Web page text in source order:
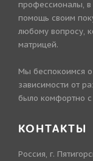
профессионалы,
помощь своим
любому вопросу,
матрицей.
Мы беспокоимся
зависимости от
было комфортно с
КОНТАКТЫ
Россия, г.